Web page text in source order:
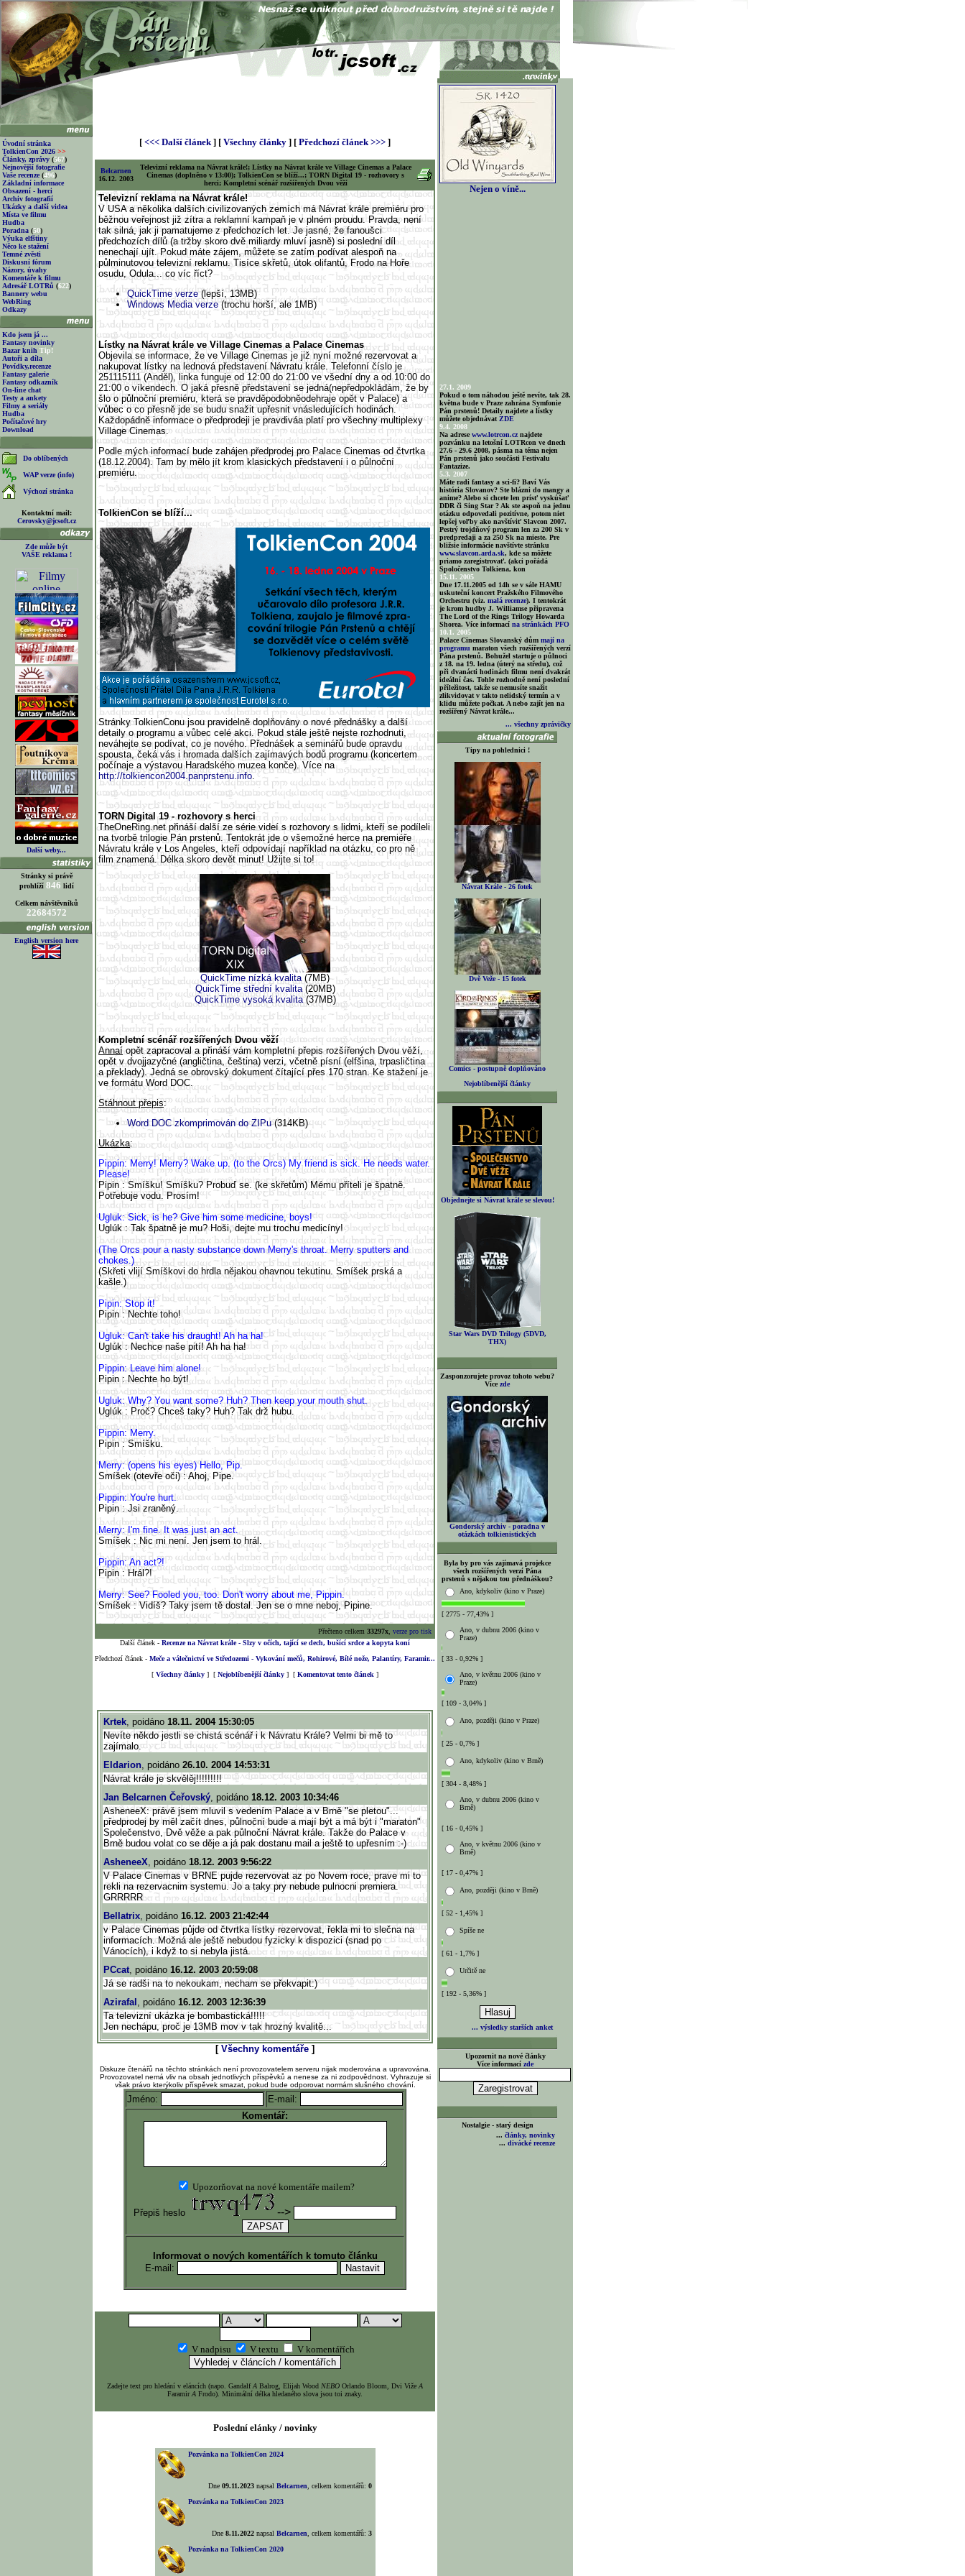
Úvodní stránka
TolkienCon 2026 >>
Články, zprávy (567)
Nejnovější fotografie
Vaše recenze (496)
Základní informace
Obsazení - herci
Archiv fotografií
Ukázky a další videa
Místa ve filmu
Hudba
Poradna (50)
Výuka elfštiny
Něco ke stažení
Temné zvěsti
Diskusní fórum
Názory, úvahy
Komentáře k filmu
Adresář LOTRů (622)
Bannery webu
WebRing
Odkazy
Kdo jsem já ...
Fantasy novinky
Bazar knih Tip!
Autoři a díla
Povídky,recenze
Fantasy galerie
Fantasy odkazník
On-line chat
Testy a ankety
Filmy a seriály
Hudba
Počítačové hry
Download
Do oblíbených
WAP verze (info)
Výchozí stránka
Kontaktní mail:
Cerovsky@jcsoft.cz
Zde může být
VAŠE reklama !
Další weby...
Stránky si právě
prohlíží846 lidí
Celkem návštěvníků
22684572
English version here
[ <<< Další článek] [ Všechny články ] [ Předchozí článek >>> ]
Belcarnen
16.12. 2003
Televizní reklama na Návrat krále!; Lístky na Návrat krále ve Village Cinemas a Palace
Cinemas (doplněno v 13:00); TolkienCon se blíží...; TORN Digital 19 - rozhovory s
herci; Kompletní scénář rozšířených Dvou věží
Televizní reklama na Návrat krále!
V USA a několika dalších civilizovaných zemích má Návrat krále premiéru pro
běžnou veřejnost již zítra a reklamní kampaň je v plném proudu. Pravda, není
tak silná, jak ji pamatujeme z předchozích let. Je jasné, že fanoušci
předchozích dílů (a tržby skoro dvě miliardy mluví jasně) si poslední díl
nenechají ujít. Pokud máte zájem, můžete se zatím podívat alespoň na
půlminutovou televizní reklamu. Tisíce skřetů, útok olifantů, Frodo na Hoře
osudu, Odula... co víc říct?
QuickTime verze(lepší, 13MB)
Windows Media verze(trochu horší, ale 1MB)
Lístky na Návrat krále ve Village Cinemas a Palace Cinemas
Objevila se informace, že ve Village Cinemas je již nyní možné rezervovat a
nakupovat lístky na lednová představení Návratu krále. Telefonní číslo je
251115111 (Anděl), linka funguje od 12:00 do 21:00 ve všední dny a od 10:00 do
21:00 o víkendech. O jaká přesně představení se jedná(nepředpokládám, že by
šlo o půlnoční premiéru, která se pravděpodobněodehraje opět v Palace) a
vůbec o co přesně jde se budu snažit upřesnit vnásledujících hodinách.
Každopádně informace o předprodeji je pravdiváa platí pro všechny multiplexy
Village Cinemas.
Podle mých informací bude zahájen předprodej pro Palace Cinemas od čtvrtka
(18.12.2004). Tam by mělo jít krom klasických představení i o půlnoční
premiéru.
TolkienCon se blíží...
Stránky TolkienConu jsou pravidelně doplňovány o nové přednášky a další
detaily o programu a vůbec celé akci. Pokud stále ještě nejste rozhodnuti,
neváhejte se podívat, co je nového. Přednášek a seminářů bude opravdu
spousta, čeká vás i hromada dalších zajímavých bodů programu (koncertem
počínaje a výstavou Haradského muzea konče). Více na
http://tolkiencon2004.panprstenu.info.
TORN Digital 19 - rozhovory s herci
TheOneRing.net přináší další ze série videí s rozhovory s lidmi, kteří se podíleli
na tvorbě trilogie Pán prstenů. Tentokrát jde o všemožné herce na premiéře
Návratu krále v Los Angeles, kteří odpovídají například na otázku, co pro ně
film znamená. Délka skoro devět minut! Užijte si to!
QuickTime nízká kvalita(7MB)
QuickTime střední kvalita(20MB)
QuickTime vysoká kvalita(37MB)
Kompletní scénář rozšířených Dvou věží
Annaíopět zapracoval a přináší vám kompletní přepis rozšířených Dvou věží,
opět v dvojjazyčné (angličtina, čeština) verzi, včetně písní (elfšina, trpasličtina
a překlady). Jedná se obrovský dokument čítající přes 170 stran. Ke stažení je
ve formátu Word DOC.
Stáhnout přepis:
Word DOC zkomprimován do ZIPu(314KB)
Ukázka:
Pippin: Merry! Merry? Wake up. (to the Orcs) My friend is sick. He needs water.
Please!
Pipin : Smíšku! Smíšku? Probuď se. (ke skřetům) Mému příteli je špatně.
Potřebuje vodu. Prosím!
Ugluk: Sick, is he? Give him some medicine, boys!
Uglúk : Tak špatně je mu? Hoši, dejte mu trochu medicíny!
(The Orcs pour a nasty substance down Merry's throat. Merry sputters and
chokes.)
(Skřeti vlijí Smíškovi do hrdla nějakou ohavnou tekutinu. Smíšek prská a
kašle.)
Pipin: Stop it!
Pipin : Nechte toho!
Ugluk: Can't take his draught! Ah ha ha!
Uglúk : Nechce naše pití! Ah ha ha!
Pippin: Leave him alone!
Pipin : Nechte ho být!
Ugluk: Why? You want some? Huh? Then keep your mouth shut.
Uglúk : Proč? Chceš taky? Huh? Tak drž hubu.
Pippin: Merry.
Pipin : Smíšku.
Merry: (opens his eyes) Hello, Pip.
Smíšek (otevře oči) : Ahoj, Pipe.
Pippin: You're hurt.
Pipin : Jsi zraněný.
Merry: I'm fine. It was just an act.
Smíšek : Nic mi není. Jen jsem to hrál.
Pippin: An act?!
Pipin : Hrál?!
Merry: See? Fooled you, too. Don't worry about me, Pippin.
Smíšek : Vidíš? Taky jsem tě dostal. Jen se o mne neboj, Pipine.
Přečteno celkem 33297x verze pro tisk
Další článek - Recenze na Návrat krále - Slzy v očích, tající se dech, bušící srdce a kopyta koní
Předchozí článek - Meče a válečnictví ve Středozemi - Vykování mečů, Rohirové, Bílé nože, Palantíry, Faramir...
[ Všechny články ] [ Nejoblíbenější články ] [ Komentovat tento článek ]
Krtek, poidáno 18.11. 2004 15:30:05
Nevíte někdo jestli se chistá scénář i k Návratu Krále? Velmi bi mě to
zajímalo.
Eldarion, poidáno 26.10. 2004 14:53:31
Návrat krále je skvělěj!!!!!!!!!
Jan Belcarnen Čeřovský, poidáno 18.12. 2003 10:34:46
AsheneeX: právě jsem mluvil s vedením Palace a v Brně "se pletou"...
předprodej by měl začít dnes, půlnoční bude a mají být a má být i "maraton"
Společenstvo, Dvě věže a pak půlnoční Návrat krále. Takže do Palace v
Brně budou volat co se děje a já pak dostanu mail a ještě to upřesním :-)
AsheneeX, poidáno 18.12. 2003 9:56:22
V Palace Cinemas v BRNE pujde rezervovat az po Novem roce, prave mi to
rekli na rezervacnim systemu. Jo a taky pry nebude pulnocni premiera.
GRRRRR
Bellatrix, poidáno 16.12. 2003 21:42:44
v Palace Cinemas půjde od čtvrtka lístky rezervovat, řekla mi to slečna na
informacích. Možná ale ještě nebudou fyzicky k dispozici (snad po
Vánocích), i když to si nebyla jistá.
PCcat, poidáno 16.12. 2003 20:59:08
Já se radši na to nekoukam, necham se překvapit:)
Azirafal , poidáno 16.12. 2003 12:36:39
Ta televizní ukázka je bombastická!!!!!
Jen nechápu, proč je 13MB mov v tak hrozný kvalitě...
[ Všechny komentáře ]
Diskuze čtenářů na těchto stránkách není provozovatelem serveru nijak moderována a upravována.
Provozovatel nemá vliv na obsah jednotlivých příspěvků a nenese za ni zodpovědnost. Vyhrazuje si
však právo kterýkoliv příspěvek smazat, pokud bude odporovat normám slušného chování.
Jméno:
E-mail:
Komentář:
Upozorňovat na nové komentáře mailem?
Přepiš heslo -->
Informovat o nových komentářích k tomuto článku
E-mail:
V nadpisu V textu V komentářích
Zadejte text pro hledání v eláncích (napo. GandalfA Balrog, Elijah Wood NEBO Orlando Bloom, Dvi Viže A
FaramirA Frodo). Minimální délka hledaného slova jsou toi znaky.
Poslední elánky / novinky
Pozvánka na TolkienCon 2024
Dne 09.11.2023napsal Belcarnen , celkem komentářů: 0
Pozvánka na TolkienCon 2023
Dne 8.11.2022napsal Belcarnen , celkem komentářů: 3
Pozvánka na TolkienCon 2020
Nejen o víně...
27.1. 2009
Pokud o tom náhodou ještě nevíte, tak 28.
května bude v Praze zahrána Symfonie
Pán prstenů! Detaily najdete a lístky
můžete objednávat ZDE
9.4. 2008
Na adrese www.lotrcon.cznajdete
pozvánku na letošní LOTRcon ve dnech
27.6 - 29.6 2008, pásma na téma nejen
Pán prstenů jako součásti Festivalu
Fantazize.
5.3. 2007
Máte radi fantasy a sci-fi? Baví Vás
história Slovanov? Ste blázni do mangy a
anime? Alebo si chcete len prísť vyskúšať
DDR či Sing Star ? Ak ste aspoň na jednu
otázku odpovedali pozitívne, potom niet
lepšej voľby ako navštíviť Slavcon 2007.
Pestrý trojdňový program len za 200 Sk v
predpredaji a za 250 Sk na mieste. Pre
bližsie informácie navštívte stránku
www.slavcon.arda.sk, kde sa môžete
priamo zaregistrovať. (akci pořádá
Spoločenstvo Tolkiena, kon
15.11. 2005
Dne 17.11.2005 od 14h se v sále HAMU
uskuteční koncert Pražského Filmového
Orchestru (viz. malá recenze). I tentokrát
je krom hudby J. Williamse připravena
The Lord of the Rings Trilogy Howarda
Shorea. Více informací na stránkách PFO
10.1. 2005
Palace Cinemas Slovanský dům mají na
programu maraton všech rozšířených verzí
Pána prstenů. Bohužel startuje o půlnoci
z 18. na 19. ledna (úterý na středu), což
při dvanácti hodinách filmu není dvakrát
ideální čas. Tohle rozhodně není poslední
příležitost, takže se nemusíte snažit
zlikvidovat v takto nelidský termín a v
klidu můžete počkat. A nebo zajít jen na
rozšířený Návrat krále...
... všechny zprávičky
Tipy na pohlednici !
Návrat Krále - 26 fotek
Dvě Veže - 15 fotek
Comics - postupně doplňováno
Nejoblíbenější články
Objednejte si Návrat krále se slevou!
Star Wars DVD Trilogy (5DVD,
THX)
Zasponzorujete provoz tohoto webu?
Více zde
Gondorský archiv - poradna v
otázkách tolkienistických
Byla by pro vás zajímavá projekce
všech rozšířených verzí Pána
prstenů s nějakou tou přednáškou?
Ano, kdykoliv (kino v Praze)
[ 2775 - 77,43% ]
Ano, v dubnu 2006 (kino v
Praze)
[ 33 - 0,92% ]
Ano, v květnu 2006 (kino v
Praze)
[ 109 - 3,04% ]
Ano, později (kino v Praze)
[ 25 - 0,7% ]
Ano, kdykoliv (kino v Brně)
[ 304 - 8,48% ]
Ano, v dubnu 2006 (kino v
Brně)
[ 16 - 0,45% ]
Ano, v květnu 2006 (kino v
Brně)
[ 17 - 0,47% ]
Ano, později (kino v Brně)
[ 52 - 1,45% ]
Spíše ne
[ 61 - 1,7% ]
Určitě ne
[ 192 - 5,36% ]
... výsledky starších anket
Upozornit na nové články
Více informací zde
Nostalgie - starý design
... články, novinky
... divácké recenze